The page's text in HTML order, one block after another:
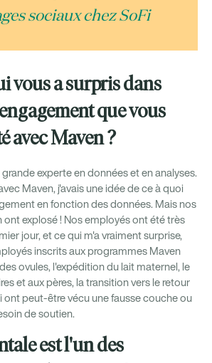
sociaux chez SoFi
vous a surpris dans
que vous
avec Maven ?
grande experte en données et en analyses.
Maven, j'avais une idée de ce à quoi
en fonction des données. Mais nos
ont explosé ! Nos employés ont été très
jour, et ce qui m'a vraiment surprise,
inscrits aux programmes Maven
ovules, l'expédition du lait maternel, le
et aux pères, la transition vers le retour
ont peut-être vécu une fausse couche ou
de soutien.
est l'un des